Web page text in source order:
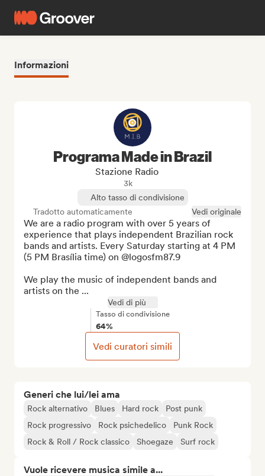
Informazioni
Generi che lui/lei ama
Rock alternativo Blues Hard rock
Post punk
Rock progressivo
Rock psichedelico
Punk Rock
Rock & Roll / Rock classico
Shoegaze Surf rock
Vuole ricevere musica simile a...
Programa Made in Brazil
Stazione Radio
3k
Alto tasso di condivisione
Tradotto automaticamente
Vedi originale
We are a radio program with over 5 years of
experience that plays independent Brazilian rock
bands and artists. Every Saturday starting at 4 PM
(5 PM Brasília time) on @logosfm87.9
We play the music of independent bands and
artists on the ...
Vedi di più
Tasso di condivisione
64%
Vedi curatori simili